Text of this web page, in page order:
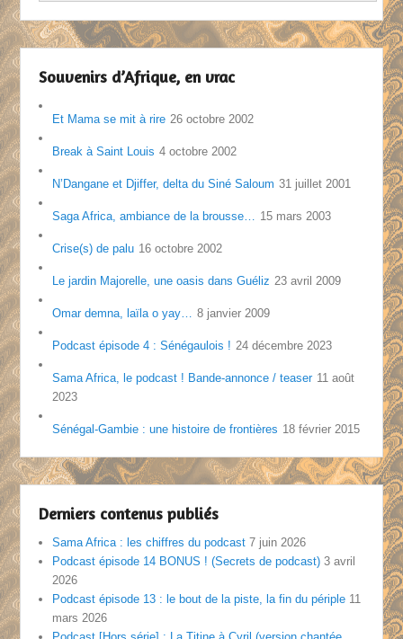
Souvenirs d’Afrique, en vrac
Et Mama se mit à rire 26 octobre 2002
Break à Saint Louis 4 octobre 2002
N’Dangane et Djiffer, delta du Siné Saloum 31 juillet 2001
Saga Africa, ambiance de la brousse… 15 mars 2003
Crise(s) de palu 16 octobre 2002
Le jardin Majorelle, une oasis dans Guéliz 23 avril 2009
Omar demna, laïla o yay… 8 janvier 2009
Podcast épisode 4 : Sénégaulois ! 24 décembre 2023
Sama Africa, le podcast ! Bande-annonce / teaser 11 août
2023
Sénégal-Gambie : une histoire de frontières 18 février 2015
Derniers contenus publiés
Sama Africa : les chiffres du podcast 7 juin 2026
Podcast épisode 14 BONUS ! (Secrets de podcast) 3 avril
2026
Podcast épisode 13 : le bout de la piste, la fin du périple 11
mars 2026